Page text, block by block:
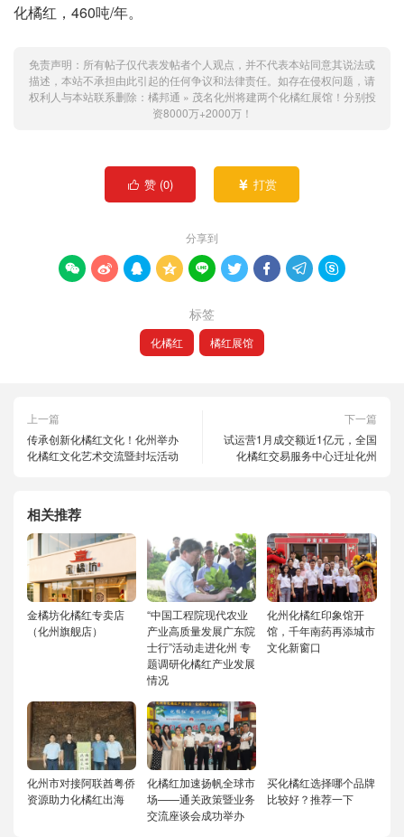
化橘红，460吨/年。
免责声明：所有帖子仅代表发帖者个人观点，并不代表本站同意其说法或
描述，本站不承担由此引起的任何争议和法律责任。如存在侵权问题，请
权利人与本站联系删除： 橘邦通 » 茂名化州将建两个化橘红展馆！分别投
资8000万+2000万！
 赞 (0)  打赏
分享到
        
标签
化橘红 橘红展馆
上一篇
传承创新化橘红文化！化州举办
化橘红文化艺术交流暨封坛活动
下一篇
试运营1月成交额近1亿元，全国
化橘红交易服务中心迀址化州
相关推荐
金橘坊化橘红专卖店
（化州旗舰店）
“中国工程院现代农业
产业高质量发展广东院
士行”活动走进化州 专
题调研化橘红产业发展
情况
化州化橘红印象馆开
馆，千年南药再添城市
文化新窗口
化州市对接阿联酋粤侨
资源助力化橘红出海
化橘红加速扬帆全球市
场——通关政策暨业务
交流座谈会成功举办
买化橘红选择哪个品牌
比较好？推荐一下